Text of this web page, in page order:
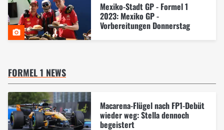
Mexiko-Stadt GP - Formel 1
2023: Mexiko GP -
Vorbereitungen Donnerstag
FORMEL 1 NEWS
Macarena-Flügel nach FP1-Debüt
wieder weg: Stella dennoch
begeistert